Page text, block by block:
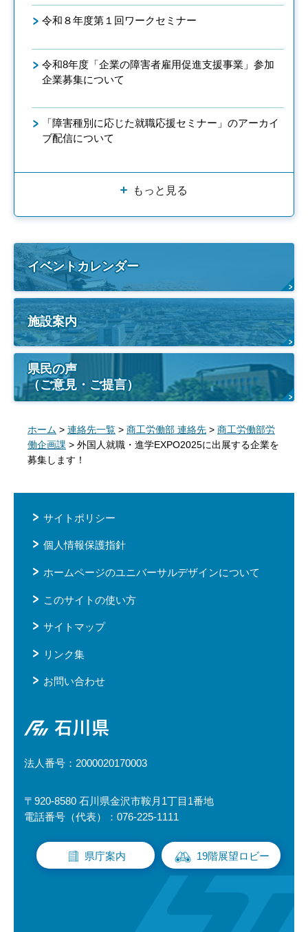
令和８年度第１回ワークセミナー
令和8年度「企業の障害者雇用促進支援事業」参加
企業募集について
「障害種別に応じた就職応援セミナー」のアーカイ
ブ配信について
もっと見る
イベントカレンダー
施設案内
県民の声
（ご意見・ご提言）
ホーム > 連絡先一覧 > 商工労働部 連絡先 > 商工労働部労
働企画課 > 外国人就職・進学EXPO2025に出展する企業を
募集します！
サイトポリシー
個人情報保護指針
ホームページのユニバーサルデザインについて
このサイトの使い方
サイトマップ
リンク集
お問い合わせ
石川県
法人番号：2000020170003
〒920-8580 石川県金沢市鞍月1丁目1番地
電話番号（代表）：076-225-1111
県庁案内 19階展望ロビー